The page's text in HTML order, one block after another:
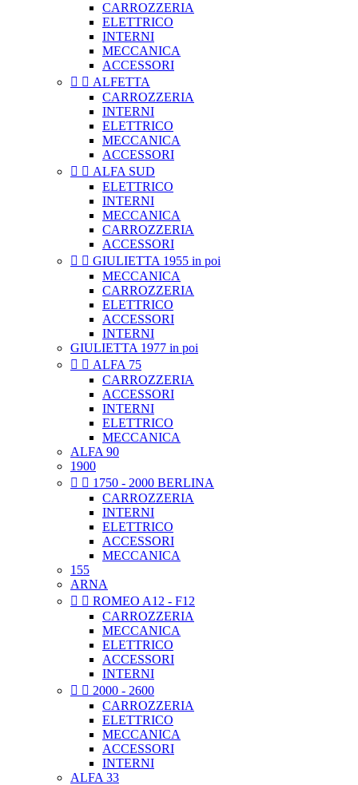
CARROZZERIA
ELETTRICO
INTERNI
MECCANICA
ACCESSORI
  ALFETTA
CARROZZERIA
INTERNI
ELETTRICO
MECCANICA
ACCESSORI
  ALFA SUD
ELETTRICO
INTERNI
MECCANICA
CARROZZERIA
ACCESSORI
  GIULIETTA 1955 in poi
MECCANICA
CARROZZERIA
ELETTRICO
ACCESSORI
INTERNI
GIULIETTA 1977 in poi
  ALFA 75
CARROZZERIA
ACCESSORI
INTERNI
ELETTRICO
MECCANICA
ALFA 90
1900
  1750 - 2000 BERLINA
CARROZZERIA
INTERNI
ELETTRICO
ACCESSORI
MECCANICA
155
ARNA
  ROMEO A12 - F12
CARROZZERIA
MECCANICA
ELETTRICO
ACCESSORI
INTERNI
  2000 - 2600
CARROZZERIA
ELETTRICO
MECCANICA
ACCESSORI
INTERNI
ALFA 33